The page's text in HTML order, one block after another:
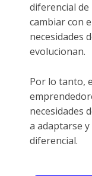
diferencial
cambiar con
necesidades
evolucionan.
Por lo tanto,
necesidades
a adaptarse
diferencial.